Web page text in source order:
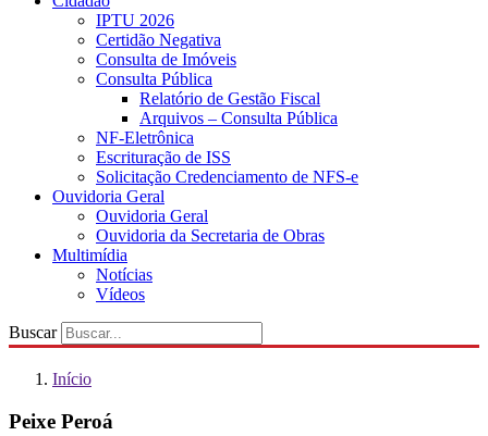
IPTU 2026
Certidão Negativa
Consulta de Imóveis
Consulta Pública
Relatório de Gestão Fiscal
Arquivos – Consulta Pública
NF-Eletrônica
Escrituração de ISS
Solicitação Credenciamento de NFS-e
Ouvidoria Geral
Ouvidoria Geral
Ouvidoria da Secretaria de Obras
Multimídia
Notícias
Vídeos
Buscar
Início
Peixe Peroá